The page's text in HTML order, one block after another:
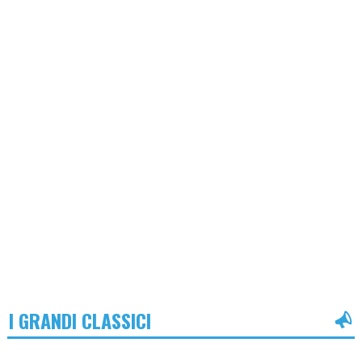
I GRANDI CLASSICI